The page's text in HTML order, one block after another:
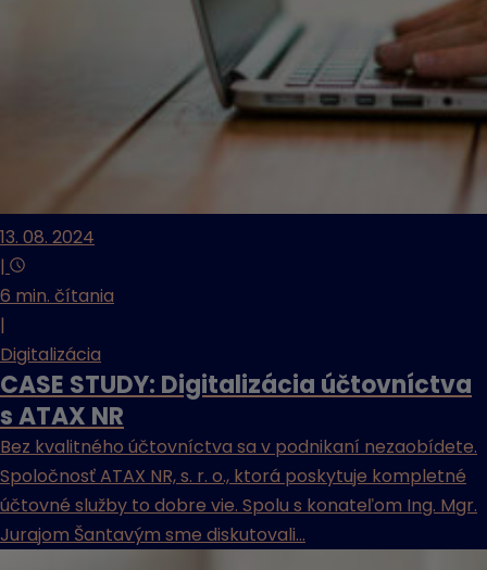
13. 08. 2024
|
6 min. čítania
|
Digitalizácia
CASE STUDY: Digitalizácia účtovníctva
s ATAX NR
Bez kvalitného účtovníctva sa v podnikaní nezaobídete.
Spoločnosť ATAX NR, s. r. o., ktorá poskytuje kompletné
účtovné služby to dobre vie. Spolu s konateľom Ing. Mgr.
Jurajom Šantavým sme diskutovali...